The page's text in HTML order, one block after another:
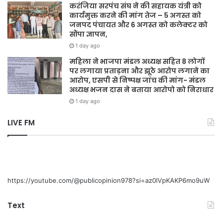
करंजिया सरपंच संघ ने की सहायक यंत्री को
कार्यमुक्त करने की मांग तेज – 5 अगस्त को
जनपद पंचायत और 6 अगस्त को कलेक्टर को
सौंपा ज्ञापन,
1 day ago
महिला ने भाजपा मंडल अध्यक्ष सहित 8 लोगों
पर लगाया प्रताड़ना और झूठे आरोप लगाने का
आरोप, एसपी से निष्पक्ष जांच की मांग- मंडल
अध्यक्ष भजन दास ने बताया आरोपो को निराधार
1 day ago
LIVE FM
https://youtube.com/@publicopinion978?si=az0lVpKAKP6mo9uW
Text